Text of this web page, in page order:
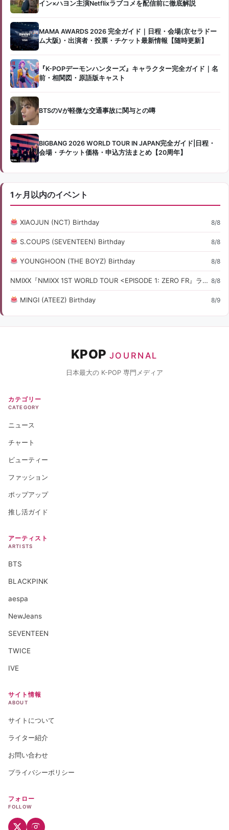
イン×ハヨン主演Netflixラブコメを配信前に徹底解説
MAMA AWARDS 2026 完全ガイド｜日程・会場(京セラドー
ム大阪)・出演者・投票・チケット最新情報【随時更新】
『K-POPデーモンハンターズ』キャラクター完全ガイド｜名
前・相関図・原語版キャスト
BTSのVが軽微な交通事故に関与との噂
BIGBANG 2026 WORLD TOUR IN JAPAN完全ガイド|日程・
会場・チケット価格・申込方法まとめ【20周年】
1ヶ月以内のイベント
XIAOJUN (NCT) Birthday 8/8
S.COUPS (SEVENTEEN) Birthday 8/8
YOUNGHOON (THE BOYZ) Birthday 8/8
NMIXX『NMIXX 1ST WORLD TOUR <EPISODE 1: ZERO FR』ライブ・コンサート情報 8/8
MINGI (ATEEZ) Birthday 8/9
KPOP JOURNAL
日本最大の K-POP 専門メディア
カテゴリー
CATEGORY
ニュース
チャート
ビューティー
ファッション
ポップアップ
推し活ガイド
アーティスト
ARTISTS
BTS
BLACKPINK
aespa
NewJeans
SEVENTEEN
TWICE
IVE
サイト情報
ABOUT
サイトについて
ライター紹介
お問い合わせ
プライバシーポリシー
フォロー
FOLLOW